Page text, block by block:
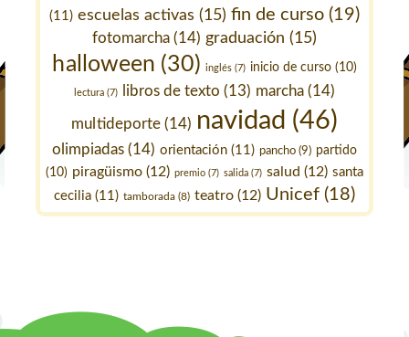
(11) escuelas activas (15) fin de curso (19)
fotomarcha (14) graduación (15)
halloween (30) inglés(7) inicio de curso(10)
lectura (7) libros de texto (13) marcha (14)
multideporte(14) navidad (46)
olimpiadas (14) orientación (11) pancho (9) partido
(10) piragüismo (12) premio (7) salida (7) salud (12) santa
cecilia (11) tamborada (8) teatro (12) Unicef (18)